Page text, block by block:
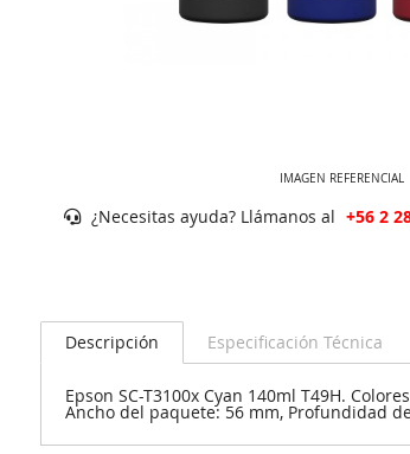
IMAGEN REFERENCIAL
¿Necesitas ayuda? Llámanos al +56 2
Descripción Especificación Técnica
Epson SC-T3100x Cyan 140ml T49H.
Ancho del paquete: 56 mm, Profundidad